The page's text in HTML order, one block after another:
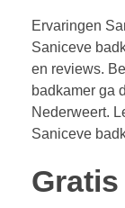
CONTACT
Ervaringen
Saniceve
en reviews.
badkamer ga
Nederweert.
Saniceve
Gratis